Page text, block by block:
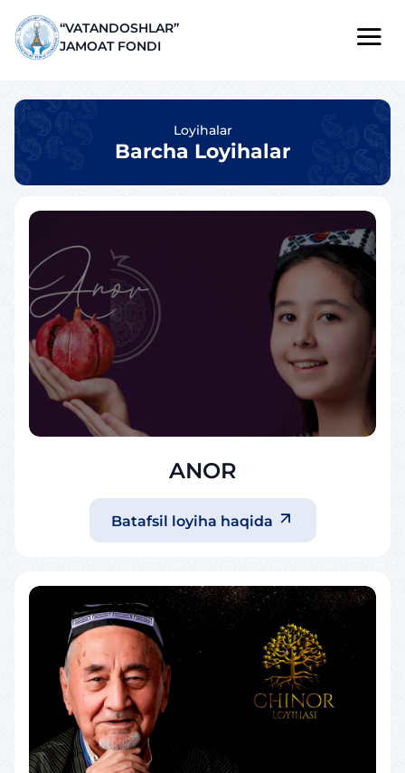
“VATANDOSHLAR”
JAMOAT FONDI
Loyihalar
Barcha Loyihalar
ANOR
Batafsil loyiha haqida